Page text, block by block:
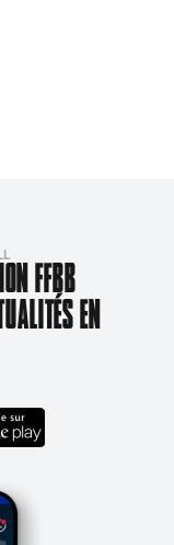
FFBB
EN